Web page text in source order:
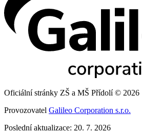
Oficiální stránky ZŠ a MŠ Přídolí © 2026
Provozovatel Galileo Corporation s.r.o.
Poslední aktualizace: 20. 7. 2026